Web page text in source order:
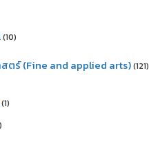
(10)
ตร์ (Fine and applied arts)(121)